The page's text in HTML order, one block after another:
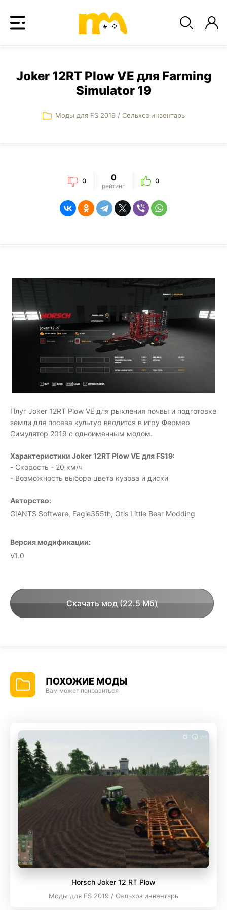
Joker 12RT Plow VE для Farming
Simulator 19
Моды для FS 2019/ Сельхоз инвентарь
0 0
рейтинг
0
Плуг Joker 12RT Plow VE для рыхления почвы и подготовке
земли для посева культур вводится в игру Фермер
Симулятор 2019 с одноименным модом.
Характеристики Joker 12RT Plow VE для FS19:
- Скорость - 20 км/ч
- Возможность выбора цвета кузова и диски
Авторство:
GIANTS Software, Eagle355th, Otis Little Bear Modding
Версия модификации:
V1.0
Скачать мод (22.5 Мб)
ПОХОЖИЕ МОДЫ
Вам может понравиться
Horsch Joker 12 RT Plow
Моды для FS 2019 / Сельхоз инвентарь